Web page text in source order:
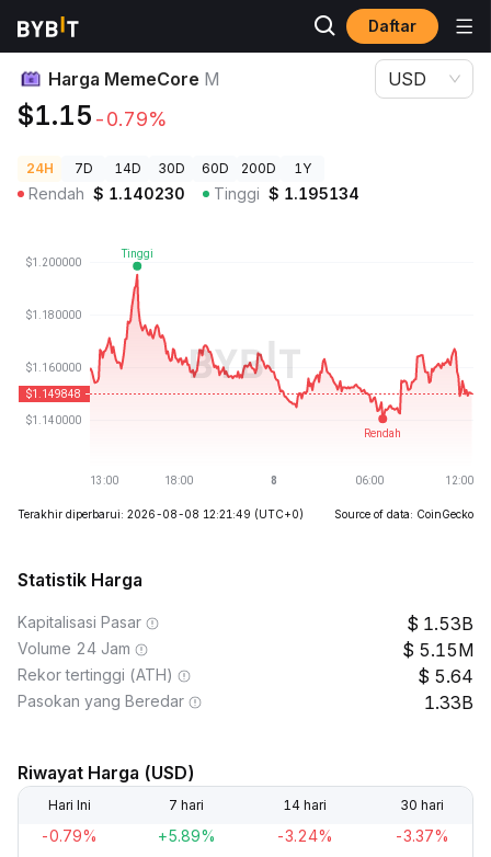
Daftar
Harga Kripto
Harga MemeCore M
$1.15 -0.79%
USD
24H 7D 14D 30D 60D 200D 1Y
Rendah $ 1.140230 Tinggi $ 1.195134
Terakhir diperbarui: 2026-08-08 12:21:49 (UTC+0) Source of data: CoinGecko
Statistik Harga
Kapitalisasi Pasar 1.53B
Volume 24 Jam 5.15M
Rekor tertinggi (ATH) 5.64
Pasokan yang Beredar 1.33B
Riwayat Harga (USD)
Hari Ini 7 hari 14 hari 30 hari
-0.79% +5.89% -3.24% -3.37%